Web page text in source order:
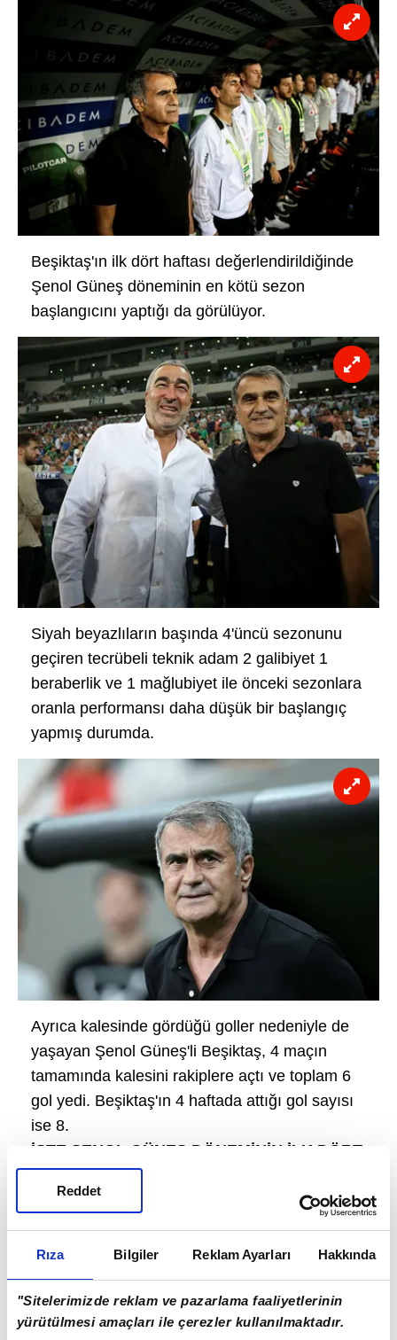
Rıza Bilgiler Reklam Ayarları Hakkında
"Sitelerimizde reklam ve pazarlama faaliyetlerinin
yürütülmesi amaçları ile çerezler kullanılmaktadır.
Reddet
Beşiktaş'ın ilk dört haftası değerlendirildiğinde
Şenol Güneş döneminin en kötü sezon
başlangıcını yaptığı da görülüyor.
Siyah beyazlıların başında 4'üncü sezonunu
geçiren tecrübeli teknik adam 2 galibiyet 1
beraberlik ve 1 mağlubiyet ile önceki sezonlara
oranla performansı daha düşük bir başlangıç
yapmış durumda.
Ayrıca kalesinde gördüğü goller nedeniyle de
yaşayan Şenol Güneş'li Beşiktaş, 4 maçın
tamamında kalesini rakiplere açtı ve toplam 6
gol yedi. Beşiktaş'ın 4 haftada attığı gol sayısı
ise 8.
İŞTE ŞENOL GÜNEŞ DÖNEMİNİN İLK DÖRT
HAFTALARI